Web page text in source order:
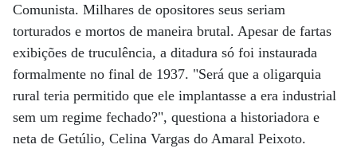
Comunista. Milhares de opositores seus seriam
torturados e mortos de maneira brutal. Apesar de fartas
exibições de truculência, a ditadura só foi instaurada
formalmente no final de 1937. "Será que a oligarquia
rural teria permitido que ele implantasse a era industrial
sem um regime fechado?", questiona a historiadora e
neta de Getúlio, Celina Vargas do Amaral Peixoto.